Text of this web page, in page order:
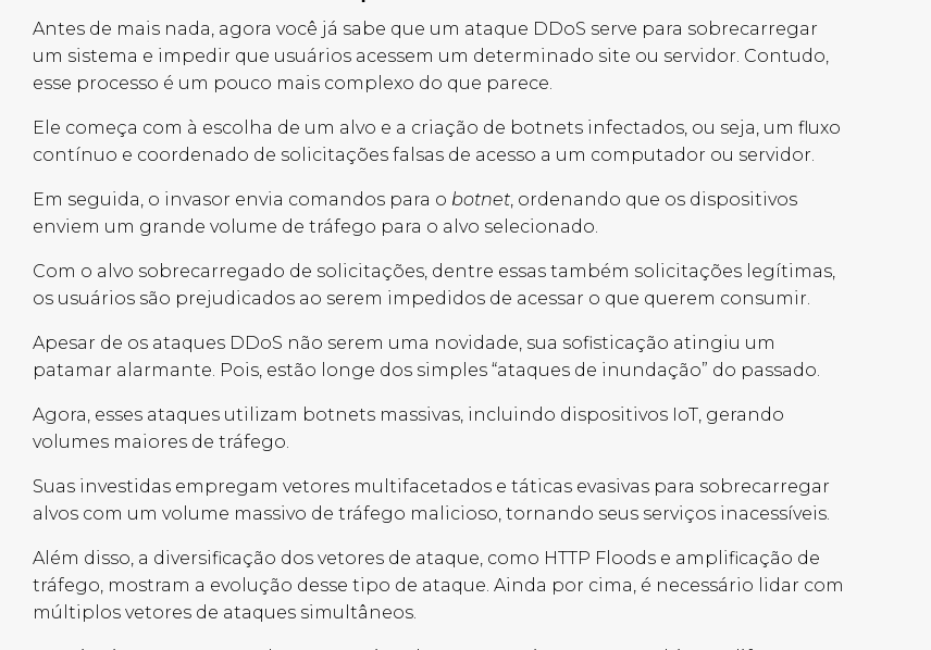
Antes de mais nada, agora você já sabe que um ataque DDoS serve para sobrecarregar
um sistema e impedir que usuários acessem um determinado site ou servidor. Contudo,
esse processo é um pouco mais complexo do que parece.
Ele começa com à escolha de um alvo e a criação de botnets infectados, ou seja, um fluxo
contínuo e coordenado de solicitações falsas de acesso a um computador ou servidor.
Em seguida, o invasor envia comandos para o botnet , ordenando que os dispositivos
enviem um grande volume de tráfego para o alvo selecionado.
Com o alvo sobrecarregado de solicitações, dentre essas também solicitações legítimas,
os usuários são prejudicados ao serem impedidos de acessar o que querem consumir.
Apesar de os ataques DDoS não serem uma novidade, sua sofisticação atingiu um
patamar alarmante. Pois, estão longe dos simples “ataques de inundação” do passado.
Agora, esses ataques utilizam botnets massivas , incluindo dispositivos IoT , gerando
volumes maiores de tráfego.
Suas investidas empregam vetores multifacetados e táticas evasivas para sobrecarregar
alvos com um volume massivo de tráfego malicioso, tornando seus serviços inacessíveis.
Além disso, a diversificação dos vetores de ataque, como HTTP Floods e amplificação de
tráfego, mostram a evolução desse tipo de ataque. Ainda por cima, é necessário lidar com
múltiplos vetores de ataques simultâneos.